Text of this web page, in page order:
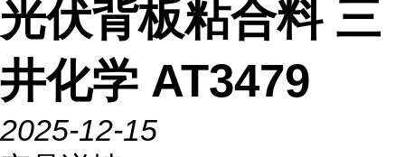
光伏背板粘合料 三
井化学 AT3479
2025-12-15